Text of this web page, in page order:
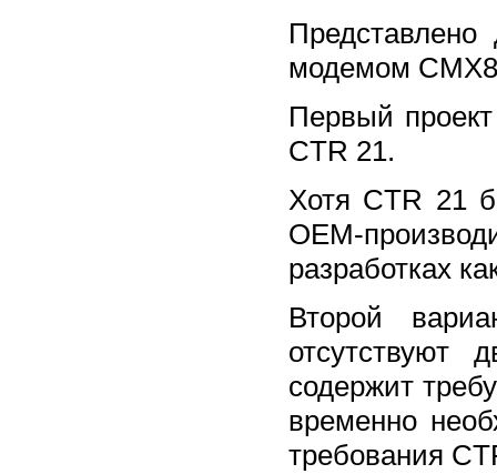
модемом
Первый
CTR 21.
Хотя CTR 21
ОЕМ-
разработках
Второй
содержит
временно
требования